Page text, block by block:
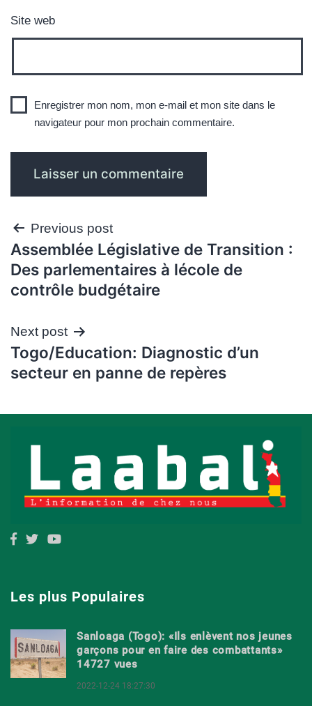
Site web
Enregistrer mon nom, mon e-mail et mon site dans le
navigateur pour mon prochain commentaire.
Navigation
de
l’article
Previous post
Assemblée Législative de Transition :
Des parlementaires à lécole de
contrôle budgétaire
Next post
Togo/Education: Diagnostic d’un
secteur en panne de repères
Les plus Populaires
Sanloaga (Togo): «Ils enlèvent nos jeunes
garçons pour en faire des combattants»
14727 vues
2022-12-24 18:27:30